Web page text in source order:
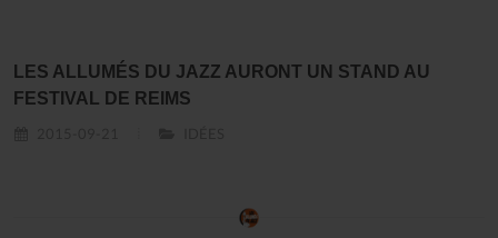
LES ALLUMÉS DU JAZZ AURONT UN STAND AU
FESTIVAL DE REIMS